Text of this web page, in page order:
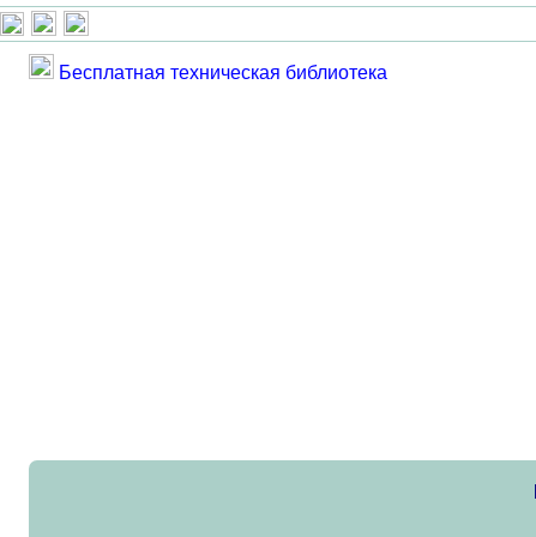
Бесплатная техническая библиотека